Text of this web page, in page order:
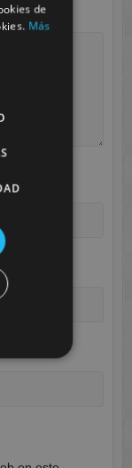
de
Más